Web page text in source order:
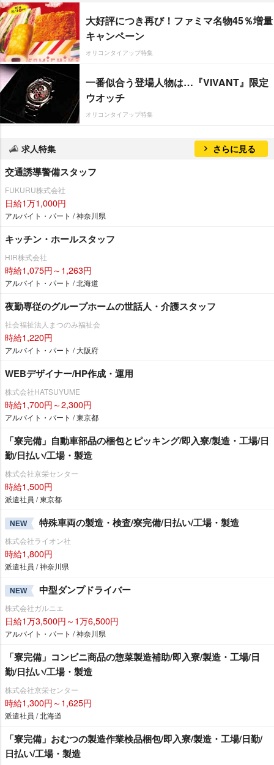
大好評につき再び！ファミマ名物45％増量
キャンペーン
オリコンタイアップ特集
一番似合う登場人物は…『VIVANT』限定
ウオッチ
オリコンタイアップ特集
求人特集 さらに見る
交通誘導警備スタッフ
FUKURU株式会社
日給1万1,000円
アルバイト・パート / 神奈川県
キッチン・ホールスタッフ
HIR株式会社
時給1,075円～1,263円
アルバイト・パート / 北海道
夜勤専従のグループホームの世話人・介護スタッフ
社会福祉法人まつのみ福祉会
時給1,220円
アルバイト・パート / 大阪府
WEBデザイナー/HP作成・運用
株式会社HATSUYUME
時給1,700円～2,300円
アルバイト・パート / 東京都
「寮完備」自動車部品の梱包とピッキング/即入寮/製造・工場/日
勤/日払い/工場・製造
株式会社京栄センター
時給1,500円
派遣社員 / 東京都
NEW 特殊車両の製造・検査/寮完備/日払い/工場・製造
株式会社ライオン社
時給1,800円
派遣社員 / 神奈川県
NEW 中型ダンプドライバー
株式会社ガルニエ
日給1万3,500円～1万6,500円
アルバイト・パート / 神奈川県
「寮完備」コンビニ商品の惣菜製造補助/即入寮/製造・工場/日
勤/日払い/工場・製造
株式会社京栄センター
時給1,300円～1,625円
派遣社員 / 北海道
「寮完備」おむつの製造作業検品梱包/即入寮/製造・工場/日勤/
日払い/工場・製造